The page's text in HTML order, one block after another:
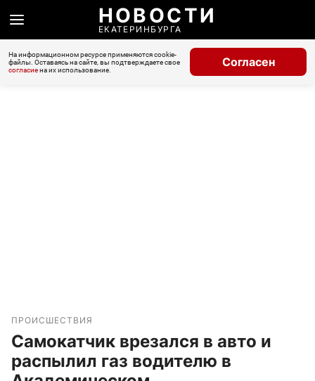
НОВОСТИ
ЕКАТЕРИНБУРГА
На информационном ресурсе применяются cookie-
файлы. Оставаясь на сайте, вы подтверждаете свое
согласиена их использование.
Согласен
ПРОИСШЕСТВИЯ
Самокатчик врезался в авто и
распылил газ водителю в